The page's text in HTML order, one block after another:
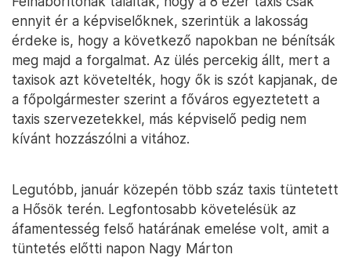
ennyit ér a képviselőknek, szerintük a lakosság
érdeke is, hogy a következő napokban ne bénítsák
meg majd a forgalmat. Az ülés percekig állt, mert a
taxisok azt követelték, hogy ők is szót kapjanak, de
a főpolgármester szerint a főváros egyeztetett a
taxis szervezetekkel, más képviselő pedig nem
kívánt hozzászólni a vitához.
Legutóbb, január közepén több száz taxis tüntetett
a Hősök terén. Legfontosabb követelésük az
áfamentesség felső határának emelése volt, amit a
tüntetés előtti napon Nagy Márton